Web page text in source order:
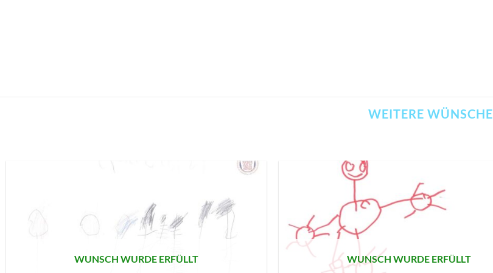
WEITERE WÜNSCHE
MERKLISTE
SETZEN
WUNSCH WURDE ERFÜLLT WUNSCH WURDE ERFÜLLT